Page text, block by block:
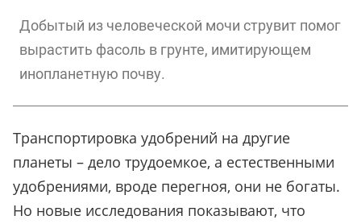
Добытый из человеческой мочи струвит помог
вырастить фасоль в грунте, имитирующем
инопланетную почву.
Транспортировка удобрений на другие
планеты – дело трудоемкое, а естественными
удобрениями, вроде перегноя, они не богаты.
Но новые исследования показывают, что